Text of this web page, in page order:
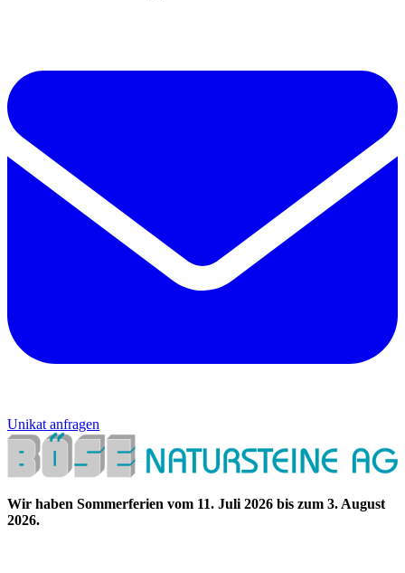
Unikat anfragen
Wir haben Sommerferien vom 11. Juli 2026 bis zum 3. August
2026.